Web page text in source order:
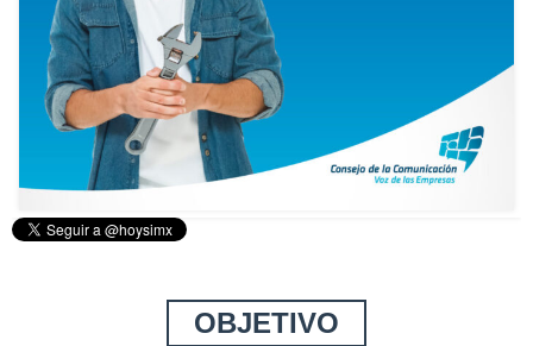
OBJETIVO